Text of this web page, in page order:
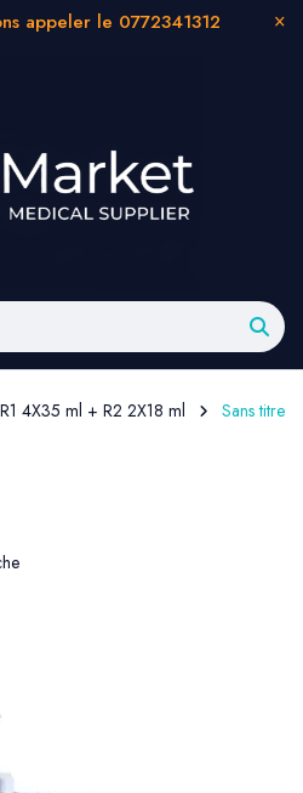
appeler le 0772341312
4X35 ml + R2 2X18 ml Sans titre